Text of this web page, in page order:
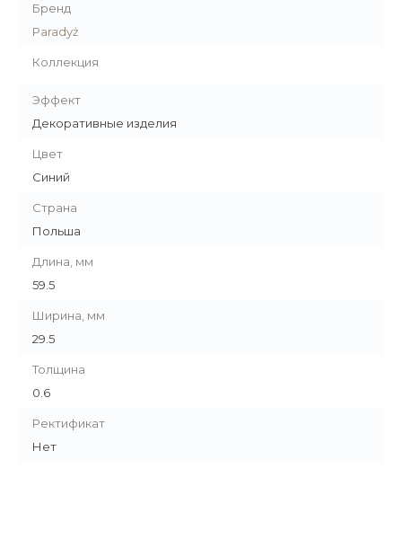
Бренд
Paradyż
Коллекция
Эффект
Декоративные изделия
Цвет
Синий
Страна
Польша
Длина, мм
59.5
Ширина, мм
29.5
Толщина
0.6
Ректификат
Нет